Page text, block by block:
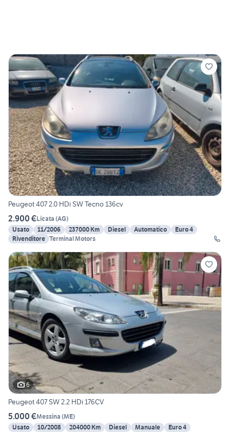
Peugeot 407 2.0 HDi SW Tecno 136cv
2.900 €Licata (AG)
Usato
11/2006 237000 Km Diesel Automatico
Euro 4
Rivenditore Terminal Motors
6
Peugeot 407 SW 2.2 HDi 176CV
5.000 €Messina (ME)
Usato
10/2008 204000 Km Diesel Manuale Euro 4